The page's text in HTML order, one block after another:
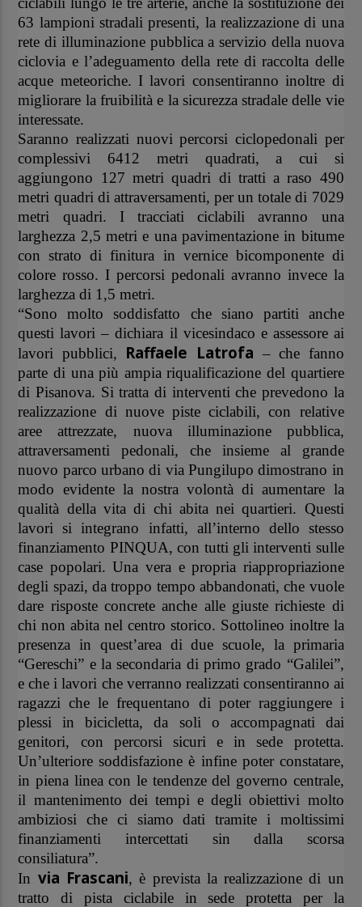
63 lampioni stradali presenti, la realizzazione di una
rete di illuminazione pubblica a servizio della nuova
ciclovia e l’adeguamento della rete di raccolta delle
acque meteoriche. I lavori consentiranno inoltre di
migliorare la fruibilità e la sicurezza stradale delle vie
interessate.
Saranno realizzati nuovi percorsi ciclopedonali per
complessivi 6412 metri quadrati, a cui si
aggiungono 127 metri quadri di tratti a raso 490
metri quadri di attraversamenti, per un totale di 7029
metri quadri. I tracciati ciclabili avranno una
larghezza 2,5 metri e una pavimentazione in bitume
con strato di finitura in vernice bicomponente di
colore rosso. I percorsi pedonali avranno invece la
larghezza di 1,5 metri.
“Sono molto soddisfatto che siano partiti anche
questi lavori – dichiara il vicesindaco e assessore ai
lavori pubblici, Raffaele Latrofa – che fanno
parte di una più ampia riqualificazione del quartiere
di Pisanova. Si tratta di interventi che prevedono la
realizzazione di nuove piste ciclabili, con relative
aree attrezzate, nuova illuminazione pubblica,
attraversamenti pedonali, che insieme al grande
nuovo parco urbano di via Pungilupo dimostrano in
modo evidente la nostra volontà di aumentare la
qualità della vita di chi abita nei quartieri. Questi
lavori si integrano infatti, all’interno dello stesso
finanziamento PINQUA, con tutti gli interventi sulle
case popolari. Una vera e propria riappropriazione
degli spazi, da troppo tempo abbandonati, che vuole
dare risposte concrete anche alle giuste richieste di
chi non abita nel centro storico. Sottolineo inoltre la
presenza in quest’area di due scuole, la primaria
“Gereschi” e la secondaria di primo grado “Galilei”,
e che i lavori che verranno realizzati consentiranno ai
ragazzi che le frequentano di poter raggiungere i
plessi in bicicletta, da soli o accompagnati dai
genitori, con percorsi sicuri e in sede protetta.
Un’ulteriore soddisfazione è infine poter constatare,
in piena linea con le tendenze del governo centrale,
il mantenimento dei tempi e degli obiettivi molto
ambiziosi che ci siamo dati tramite i moltissimi
finanziamenti intercettati sin dalla scorsa
consiliatura”.
In via Frascani, è prevista larealizzazione di un
tratto di pista ciclabile in sede protetta per la